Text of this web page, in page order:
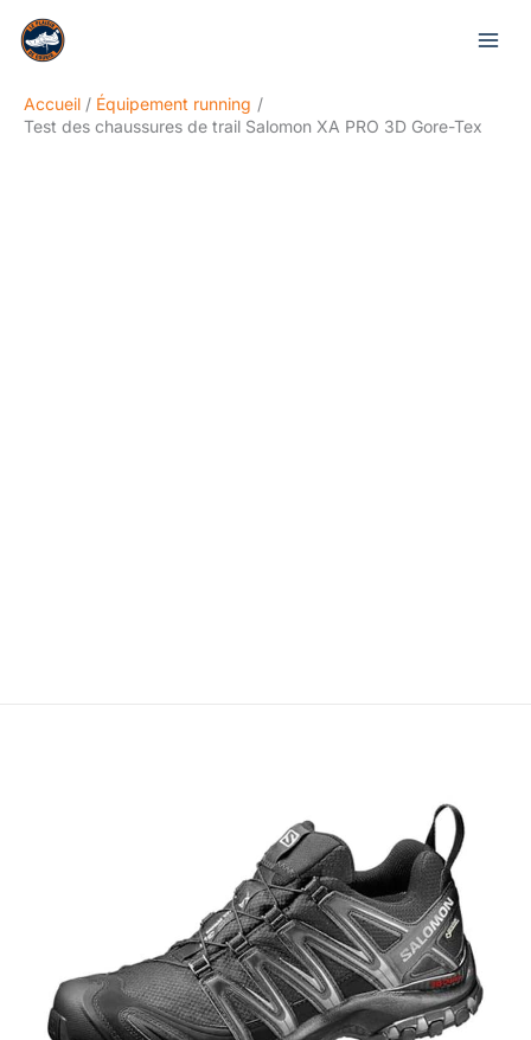
Accueil
Équipement running
Test des chaussures de trail Salomon XA PRO 3D Gore-Tex
Rechercher